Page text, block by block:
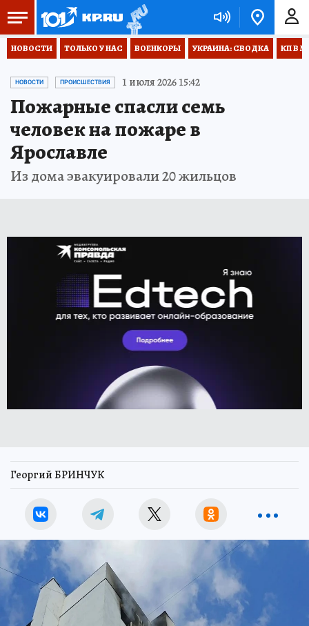
НОВОСТИ ТОЛЬКО У НАС ВОЕНКОРЫ УКРАИНА: СВОДКА КП В
НОВОСТИ ПРОИСШЕСТВИЯ 1 июля 2026 15:42
Пожарные спасли семь
человек на пожаре в
Ярославле
Из дома эвакуировали 20 жильцов
Георгий БРИНЧУК